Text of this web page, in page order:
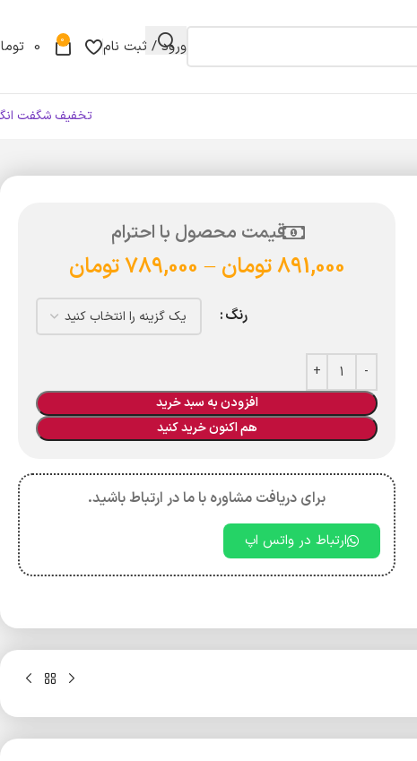
ورود / ثبت نام 0
0
تخفیف شگفت
قیمت محصول با احترام
891,000تومان –
789,000تومان
رنگ
افزودن به سبد خرید
هم اکنون خرید کنید
برای دریافت مشاوره با ما در ارتباط باشید.
ارتباط در واتس اپ